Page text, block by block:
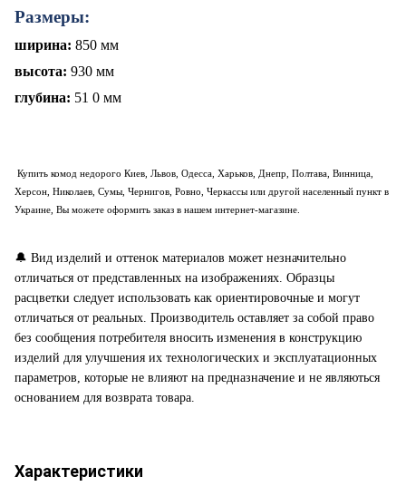
Размеры:
ширина: 850 мм
высота: 930 мм
глубина: 51 0 мм
Купить комод недорого Киев, Львов, Одесса, Харьков, Днепр, Полтава, Винница,
Херсон, Николаев, Сумы, Чернигов, Ровно, Черкассы или другой населенный пункт в
Украине, Вы можете оформить заказ в нашем интернет-магазине.
🔔 Вид изделий и оттенок материалов может незначительно
отличаться от представленных на изображениях. Образцы
расцветки следует использовать как ориентировочные и могут
отличаться от реальных. Производитель оставляет за собой право
без сообщения потребителя вносить изменения в конструкцию
изделий для улучшения их технологических и эксплуатационных
параметров, которые не влияют на предназначение и не являються
основанием для возврата товара.
Характеристики